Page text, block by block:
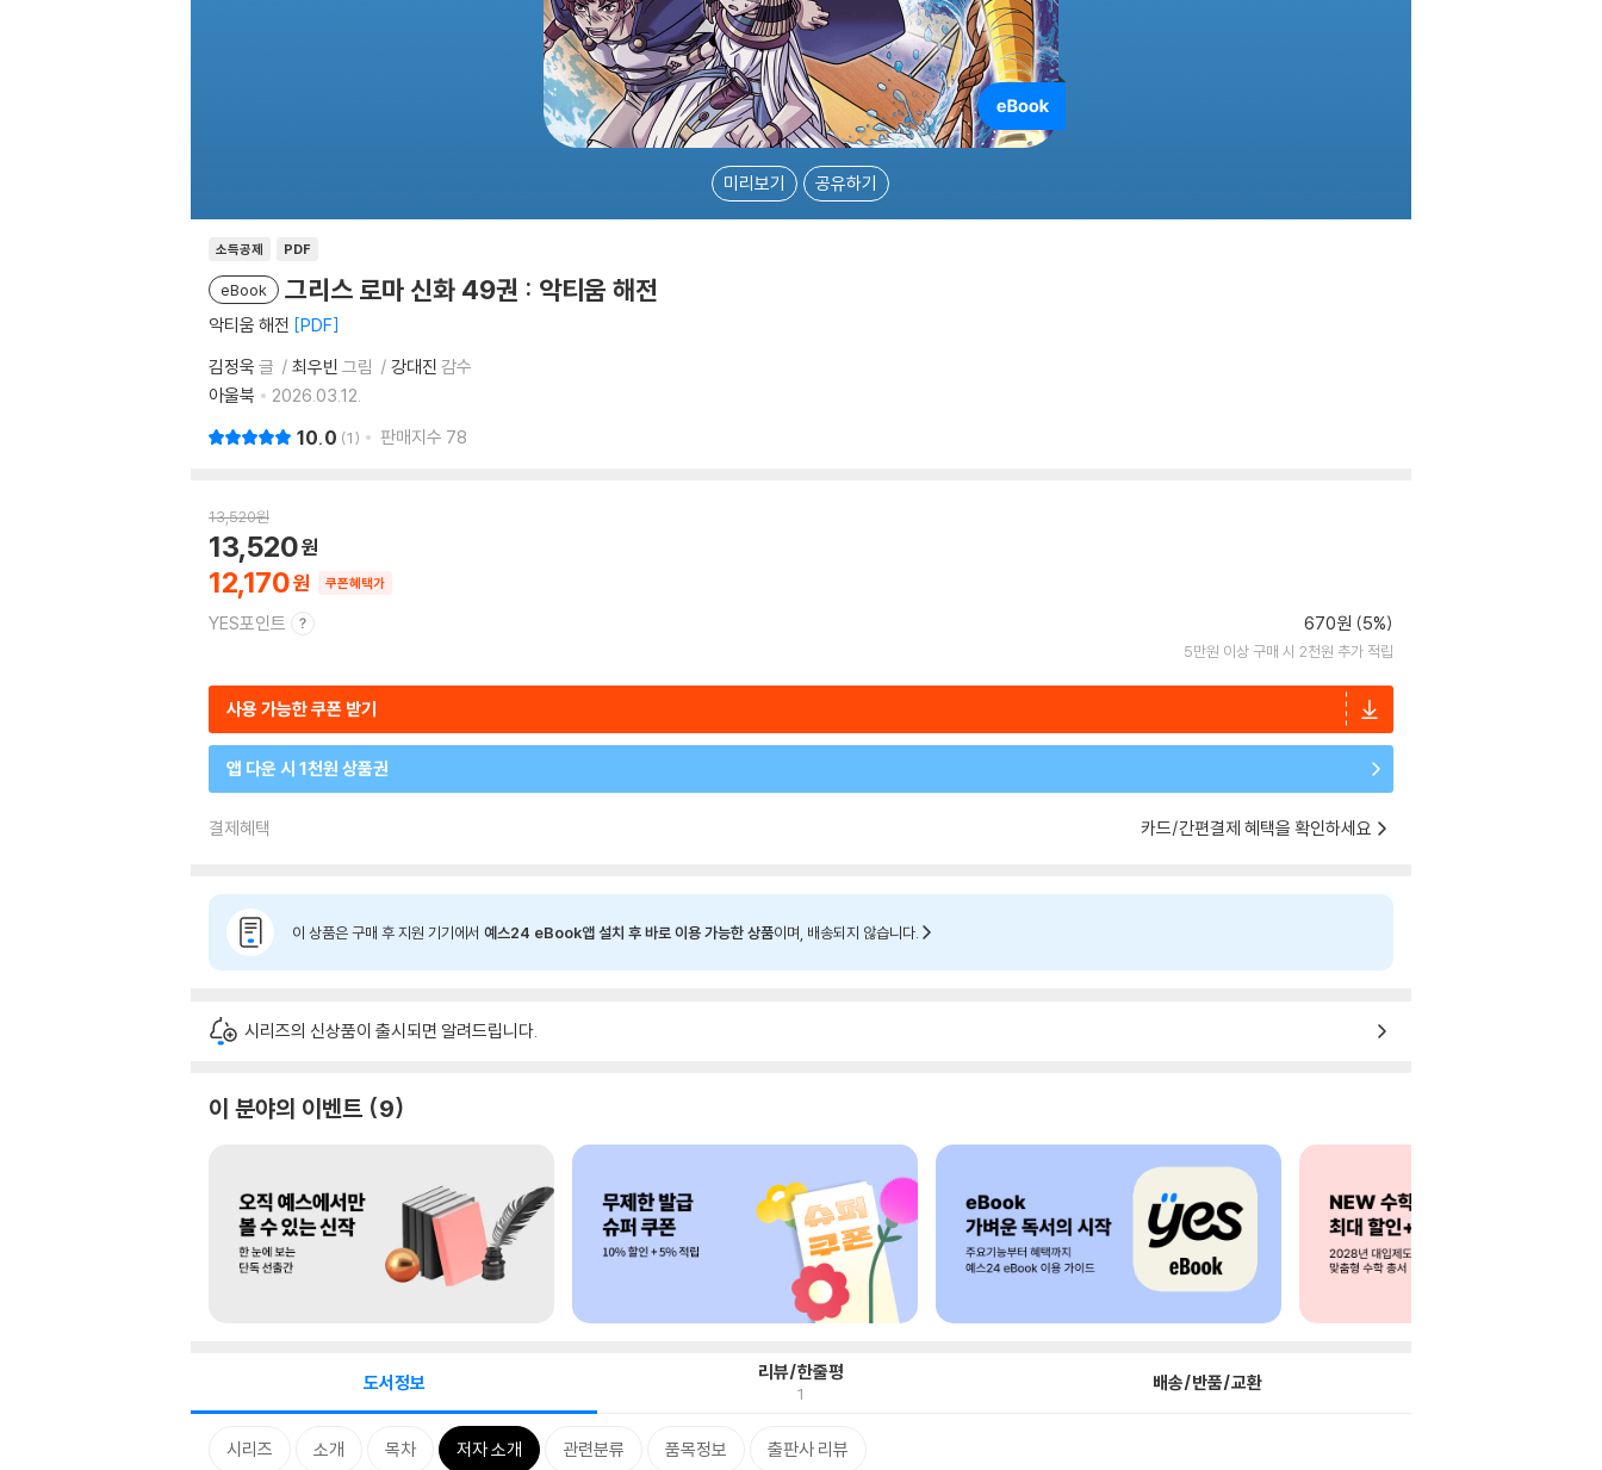
미리보기 공유하기
소득공제 PDF
eBook 그리스 로마 신화 49권 : 악티움 해전
악티움 해전 PDF
김정욱 글 최우빈 그림 강대진 감수
아울북
2026.03.12.
10.0 1 판매지수 78
13,520원
12,170
13,520
쿠폰혜택가
YES포인트 670원 (5%)
5만원 이상 구매 시 2천원 추가 적립
사용 가능한 쿠폰 받기
앱 다운 시 1천원 상품권
결제혜택 카드/간편결제 혜택을 확인하세요
이 상품은 구매 후 지원 기기에서 예스24 eBook앱 설치 후 바로 이용 가능한 상품이며, 배송되지 않습니다.
시리즈의 신상품이 출시되면 알려드립니다.
이 분야의 이벤트 9
도서정보 리뷰/한줄평
1 배송/반품/교환
시리즈 소개 목차 저자 소개 관련분류 품목정보 출판사 리뷰